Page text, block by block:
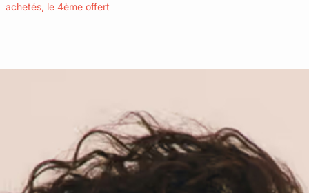
achetés, le 4ème offert